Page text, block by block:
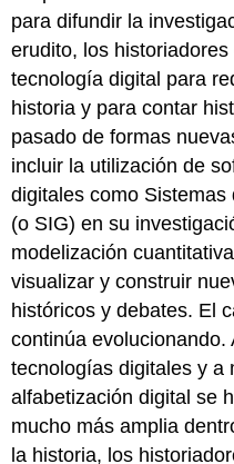
para difundir la
erudito, los
tecnología digital para
historia y para contar
pasado de formas
incluir la utilización de
digitales como
(o SIG) en su
modelización
visualizar y construir
históricos y debates. El
continúa
tecnologías digitales y a
alfabetización digital se
mucho más amplia
la historia, los